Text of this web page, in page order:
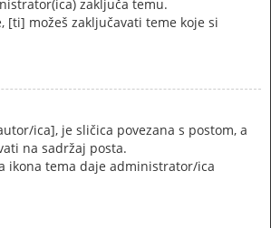
zaključa temu.
[ti] možeš zaključavati teme koje si
ica], je sličica povezana s postom, a
na sadržaj posta.
ikona tema daje administrator/ica